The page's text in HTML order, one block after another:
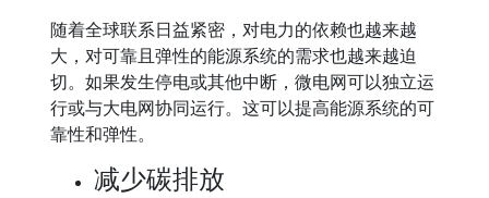
随着全球联系日益紧密，对电力的依赖也越来越
大，对可靠且弹性的能源系统的需求也越来越迫
切。如果发生停电或其他中断，微电网可以独立运
行或与大电网协同运行。这可以提高能源系统的可
靠性和弹性。
减少碳排放